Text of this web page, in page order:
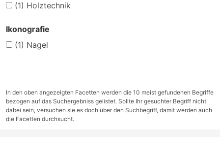
(1) Holztechnik
Ikonografie
(1) Nagel
In den oben angezeigten Facetten werden die 10 meist gefundenen Begriffe
bezogen auf das Suchergebniss gelistet. Sollte Ihr gesuchter Begriff nicht
dabei sein, versuchen sie es doch über den Suchbegriff, damit werden auch
die Facetten durchsucht.